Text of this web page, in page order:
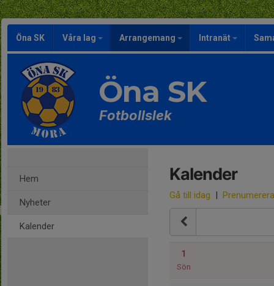
Öna SK Våra lag Arrangemang Intranät
Öna SK
Fotbollslek
Hem
Nyheter
Kalender
Kalender
Gå till idag | Prenumerera
1
Sön